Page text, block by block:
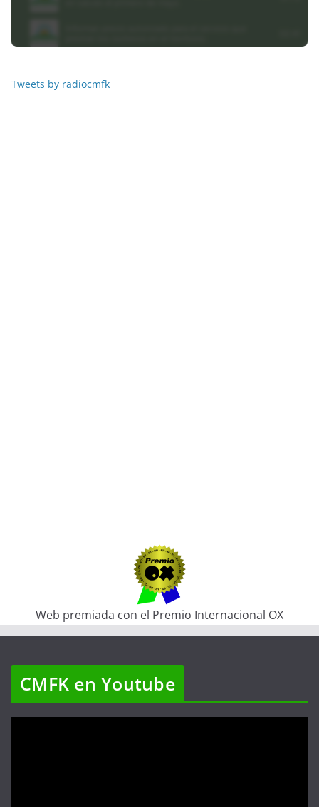
Tweets by radiocmfk
Web premiada con el Premio Internacional OX
CMFK en Youtube